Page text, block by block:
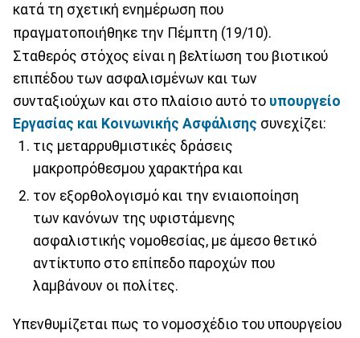
κατά τη σχετική ενημέρωση που
πραγματοποιήθηκε την Πέμπτη (19/10).
Σταθερός στόχος είναι η βελτίωση του βιοτικού
επιπέδου των ασφαλισμένων και των
συνταξιούχων και στο πλαίσιο αυτό το υπουργείο
Εργασίας και Κοινωνικής Ασφάλισης συνεχίζει:
τις μεταρρυθμιστικές δράσεις
μακροπρόθεσμου χαρακτήρα και
τον εξορθολογισμό και την ενιαιοποίηση
των κανόνων της υφιστάμενης
ασφαλιστικής νομοθεσίας, με άμεσο θετικό
αντίκτυπο στο επίπεδο παροχών που
λαμβάνουν οι πολίτες.
Υπενθυμίζεται πως το νομοσχέδιο του υπουργείου